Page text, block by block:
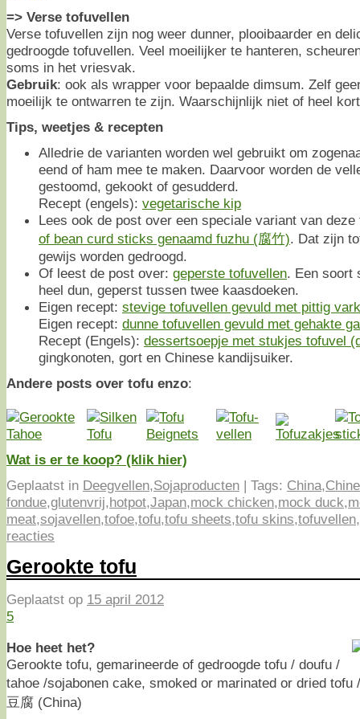
=> Verse tofuvellen
Verse tofuvellen zijn nog weer dunner, plooibaarder en
gedroogde tofuvellen. Veel moeilijker te hanteren,
soms in het vriesvak.
Gebruik: ook als wrapper voor bepaalde dimsum. Zelf
moeilijk te ontwarren te zijn. Waarschijnlijk niet of heel
Tips, weetjes & recepten
Alledrie de varianten worden wel gebruikt om
eend of ham mee te maken. Daarvoor worden de
gestoomd, gekookt of gesudderd.
Recept (engels): vegetarische kip
Lees ook de post over een speciale variant van
of bean curd sticks genaamd fuzhu (腐竹). Dat zijn
gewijs worden gedroogd.
Of leest de post over: geperste tofuvellen. Een soort
heel dun, geperst tussen twee kaasdoeken.
Eigen recept: stevige tofuvellen gevuld met pittig
Eigen recept: dunne tofuvellen gevuld met gehakte
Recept (Engels): dessertsoepje met stukjes tofuvel
gingkonoten, gort en Chinese kandijsuiker.
Andere posts over tofu enzo:
Wat is er te koop? (klik hier)
Geplaatst in Deegvellen,Sojaproducten | Tags: China,
fondue,glutenvrij,hotpot,Japan,mock chicken,mock duck,
meat,sojavellen,tofoe,tofu,tofu sheets,tofu skins,tofuvellen,
reacties
Gerookte tofu
Geplaatst op 15 april 2012
5
Hoe heet het?
Gerookte tofu, gemarineerde of gedroogde tofu / doufu /
tahoe /sojabonen cake, smoked or marinated or dried tofu
豆腐 (China)